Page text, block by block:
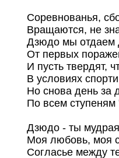
Соревнованья,
Вращаются, не
Дзюдо мы отдаем
От первых
И пусть твердят,
В условиях
Но снова день за
По всем ступеням
Дзюдо - ты
Моя любовь, моя
Согласье между